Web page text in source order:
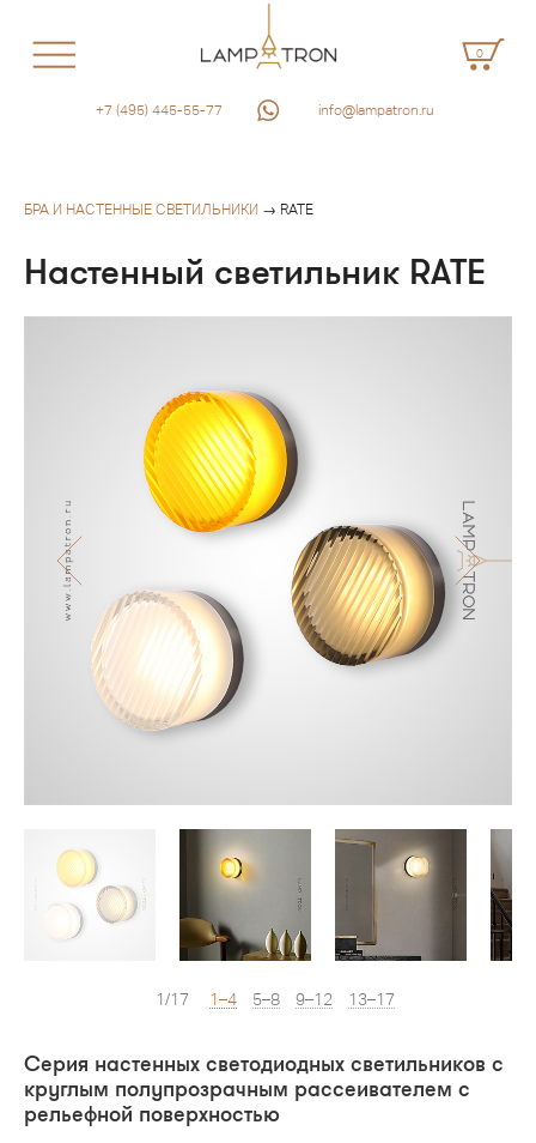
0
+7 (495) 445-55-77 info@lampatron.ru
БРА И НАСТЕННЫЕ СВЕТИЛЬНИКИ → RATE
Настенный светильник RATE
1/17 1–4 5–8 9–12 13–17
Серия настенных светодиодных светильников с
круглым полупрозрачным рассеивателем с
рельефной поверхностью